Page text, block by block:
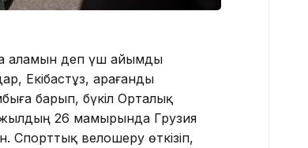
аламын деп үш айымды
Екібастұз, Қарағанды
барып, бүкіл Орталық
жылдың 26 мамырында Грузия
Спорттық велошеру өткізіп,